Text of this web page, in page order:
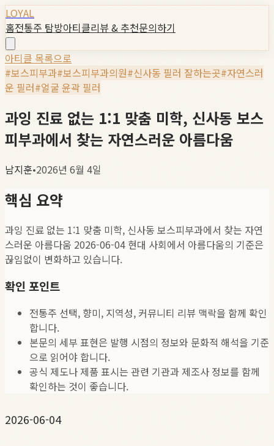
LOYAL
홈전통주 탐방아티클리뷰 & 추천문의하기
아티클 목록으로
#보스피부과#보스피부과의원#신사동 필러 잘하는곳#자연스러
운 필러#얼굴 윤곽 필러
과잉 진료 없는 1:1 맞춤 미학, 신사동 보스
피부과에서 찾는 자연스러운 아름다움
남지훈•2026년 6월 4일
핵심 요약
과잉 진료 없는 1:1 맞춤 미학, 신사동 보스피부과에서 찾는 자연
스러운 아름다움 2026-06-04 현대 사회에서 아름다움의 기준은
끊임없이 변화하고 있습니다.
확인 포인트
전통주 선택, 향미, 지역성, 커뮤니티 리뷰 맥락을 함께 확인
합니다.
본문의 세부 표현은 발행 시점의 정보와 문화적 해석을 기준
으로 읽어야 합니다.
공식 제도나 제품 표시는 관련 기관과 제조사 정보를 함께
확인하는 것이 좋습니다.
2026-06-04